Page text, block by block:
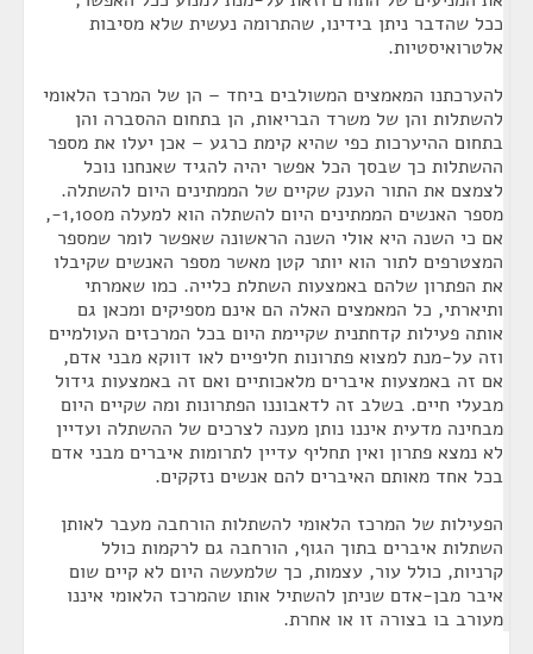
ככל שהדבר ניתן בידינו, שהתרומה נעשית שלא מסיבות
אלטרואיסטיות.
להערכתנו המאמצים המשולבים ביחד – הן של המרכז הלאומי
להשתלות והן של משרד הבריאות, הן בתחום ההסברה והן
בתחום ההיערכות כפי שהיא קימת כרגע – אכן יעלו את מספר
ההשתלות כך שבסך הכל אפשר יהיה להגיד שאנחנו נוכל
לצמצם את התור הענק שקיים של הממתינים היום להשתלה.
מספר האנשים הממתינים היום להשתלה הוא למעלה מ1,100-,
אם כי השנה היא אולי השנה הראשונה שאפשר לומר שמספר
המצטרפים לתור הוא יותר קטן מאשר מספר האנשים שקיבלו
את הפתרון שלהם באמצעות השתלת כלייה. כמו שאמרתי
ותיארתי, כל המאמצים האלה הם אינם מספיקים ומכאן גם
אותה פעילות קדחתנית שקיימת היום בכל המרכזים העולמיים
וזה על-מנת למצוא פתרונות חליפיים לאו דווקא מבני אדם,
אם זה באמצעות איברים מלאכותיים ואם זה באמצעות גידול
מבעלי חיים. בשלב זה לדאבוננו הפתרונות ומה שקיים היום
מבחינה מדעית איננו נותן מענה לצרכים של ההשתלה ועדיין
לא נמצא פתרון ואין תחליף עדיין לתרומות איברים מבני אדם
בכל אחד מאותם האיברים להם אנשים נזקקים.
הפעילות של המרכז הלאומי להשתלות הורחבה מעבר לאותן
השתלות איברים בתוך הגוף, הורחבה גם לרקמות כולל
קרניות, כולל עור, עצמות, כך שלמעשה היום לא קיים שום
איבר מבן-אדם שניתן להשתיל אותו שהמרכז הלאומי איננו
מעורב בו בצורה זו או אחרת.